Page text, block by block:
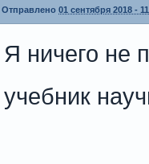
Отправлено 01 сентября 2018 -
Я ничего не
учебник